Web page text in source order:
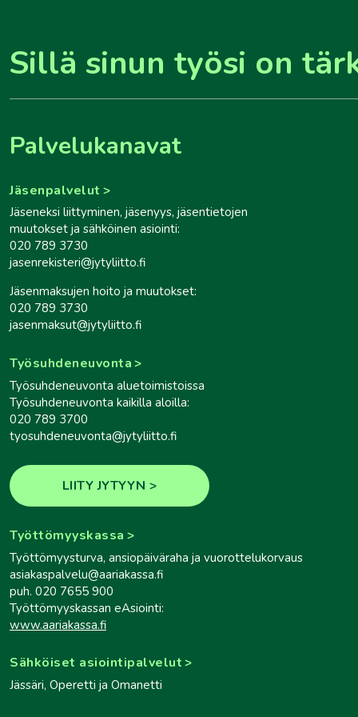
Sillä sinun työsi on
Palvelukanavat
Jäsenpalvelut
Jäseneksi liittyminen, jäsenyys, jäsentietojen
muutokset ja sähköinen asiointi:
020 789 3730
jasenrekisteri@jytyliitto.fi
Jäsenmaksujen hoito ja muutokset:
020 789 3730
jasenmaksut@jytyliitto.fi
Työsuhdeneuvonta
Työsuhdeneuvonta aluetoimistoissa
Työsuhdeneuvonta kaikilla aloilla:
020 789 3700
tyosuhdeneuvonta@jytyliitto.fi
LIITY JYTYYN
Työttömyyskassa
Työttömyysturva, ansiopäiväraha ja vuorottelukorvaus
asiakaspalvelu@aariakassa.fi
puh. 020 7655 900
Työttömyyskassan eAsiointi:
www.aariakassa.fi
Sähköiset asiointipalvelut
Jässäri, Operetti ja Omanetti